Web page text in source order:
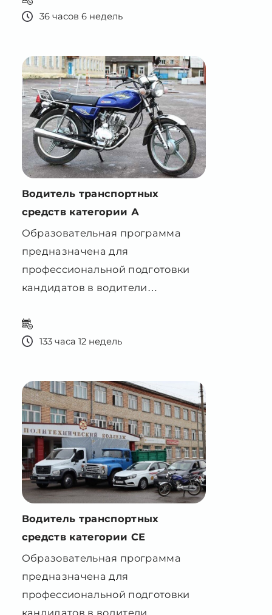
Водитель транспортных
средств категории А
Образовательная программа
предназначена для
профессиональной подготовки
кандидатов в водители
транспортных средств категории
А
Водитель транспортных
средств категории СЕ
Образовательная программа
предназначена для
профессиональной подготовки
СЕ